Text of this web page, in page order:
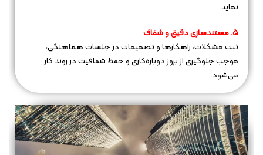
نماید.
5. مستندسازی دقیق و شفاف
ثبت مشکلات، راهکارها و تصمیمات در جلسات هماهنگی،
موجب جلوگیری از بروز دوباره‌کاری و حفظ شفافیت در روند کار
می‌شود.